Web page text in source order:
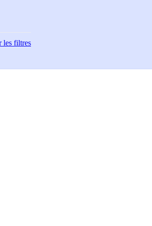
les filtres